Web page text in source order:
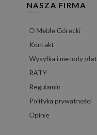
NASZA FIRMA
O Meble Górecki
Kontakt
Wysyłka i metody
RATY
Regulamin
Polityka prywatności
Opinie